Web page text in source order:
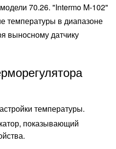
70.26. "Intermo M-102"
температуры в диапазоне
выносному датчику
температуры.
показывающий